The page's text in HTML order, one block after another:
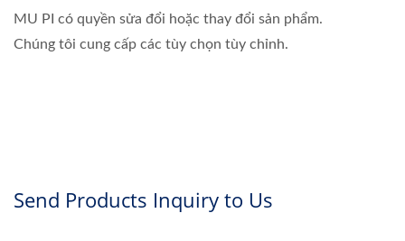
MU PI có quyền sửa đổi hoặc thay đổi sản phẩm.
Chúng tôi cung cấp các tùy chọn tùy chỉnh.